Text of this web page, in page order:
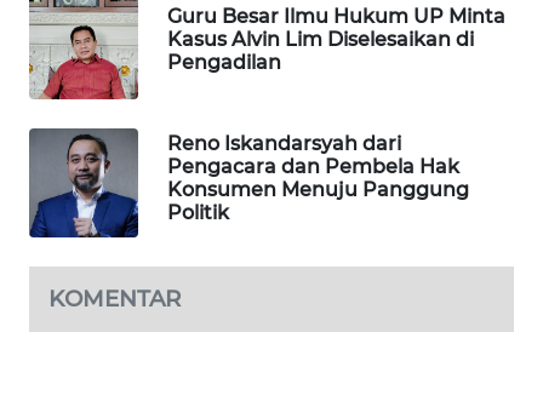
Guru Besar Ilmu Hukum UP Minta
Kasus Alvin Lim Diselesaikan di
Pengadilan
Reno Iskandarsyah dari
Pengacara dan Pembela Hak
Konsumen Menuju Panggung
Politik
KOMENTAR
WAHANANEWS
CO ID
WAHANANEWS
NET
WAHANA
SPORT
WAHANA
UMKM